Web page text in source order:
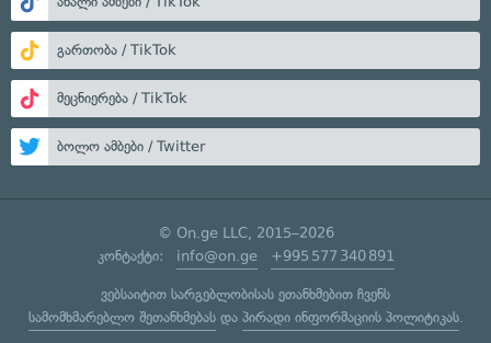
გართობა / TikTok
მეცნიერება / TikTok
ბოლო ამბები / Twitter
© On.ge LLC, 2015–2026
კონტაქტი: info@on.ge +995 577 340 891
ვებსაიტით სარგებლობისას ეთანხმებით ჩვენს
სამომხმარებლო შეთანხმებასდა პირადი ინფორმაციის პოლიტიკას.